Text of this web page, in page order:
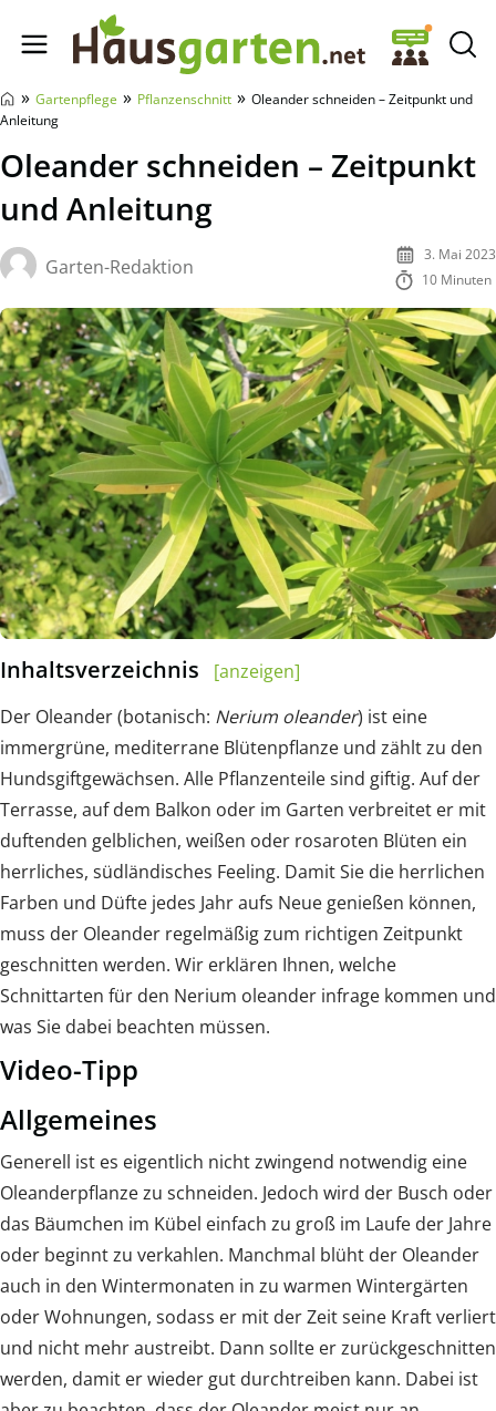
Hausgarten.net
» Gartenpflege » Pflanzenschnitt » Oleander schneiden – Zeitpunkt und
Anleitung
Oleander schneiden – Zeitpunkt
und Anleitung
Garten-Redaktion
3. Mai 2023
10 Minuten
Inhaltsverzeichnis
[anzeigen]
Der Oleander (botanisch: Nerium oleander) ist eine
immergrüne, mediterrane Blütenpflanze und zählt zu den
Hundsgiftgewächsen. Alle Pflanzenteile sind giftig. Auf der
Terrasse, auf dem Balkon oder im Garten verbreitet er mit
duftenden gelblichen, weißen oder rosaroten Blüten ein
herrliches, südländisches Feeling. Damit Sie die herrlichen
Farben und Düfte jedes Jahr aufs Neue genießen können,
muss der Oleander regelmäßig zum richtigen Zeitpunkt
geschnitten werden. Wir erklären Ihnen, welche
Schnittarten für den Nerium oleander infrage kommen und
was Sie dabei beachten müssen.
Video-Tipp
Allgemeines
Generell ist es eigentlich nicht zwingend notwendig eine
Oleanderpflanze zu schneiden. Jedoch wird der Busch oder
das Bäumchen im Kübel einfach zu groß im Laufe der Jahre
oder beginnt zu verkahlen. Manchmal blüht der Oleander
auch in den Wintermonaten in zu warmen Wintergärten
oder Wohnungen, sodass er mit der Zeit seine Kraft verliert
und nicht mehr austreibt. Dann sollte er zurückgeschnitten
werden, damit er wieder gut durchtreiben kann. Dabei ist